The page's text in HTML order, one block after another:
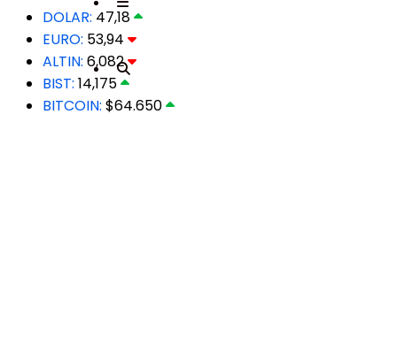
DOLAR: 47,18
EURO: 53,94
ALTIN: 6,082
BIST: 14,175
BITCOIN: $64.650